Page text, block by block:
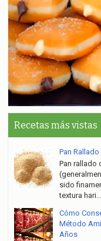
Recetas más vistas
Pan Rallado
Pan rallado
sido
textura hari...
Cómo
Método
Años